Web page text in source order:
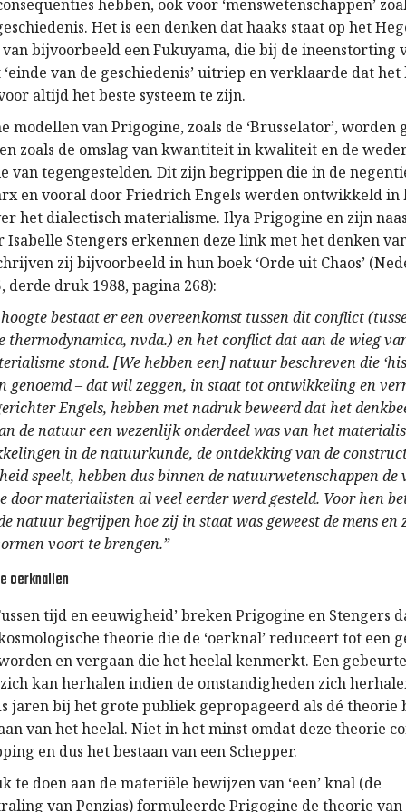
hebben, ook voor ‘menswetenschappen’
Het is een denken dat haaks staat op het
bijvoorbeeld een Fukuyama, die bij de ineenstorting
van de geschiedenis’ uitriep en verklaarde dat
altijd het beste systeem te zijn.
modellen van Prigogine, zoals de ‘Brusselator’,
zoals de omslag van kwantiteit in kwaliteit en de
van tegengestelden. Dit zijn begrippen die in de
en vooral door Friedrich Engels werden ontwikkeld in
het dialectisch materialisme. Ilya Prigogine en zijn
Stengers erkennen deze link met het denken
zij bijvoorbeeld in hun boek ‘Orde uit Chaos’
derde druk 1988, pagina 268):
bestaat er een overeenkomst tussen dit conflict
thermodynamica, nvda.) en het conflict dat aan de wieg
stond. [We hebben een] natuur beschreven die
genoemd – dat wil zeggen, in staat tot ontwikkeling en
Engels, hebben met nadruk beweerd dat het
de natuur een wezenlijk onderdeel was van het
in de natuurkunde, de ontdekking van de
speelt, hebben dus binnen de natuurwetenschappen de
door materialisten al veel eerder werd gesteld. Voor hen
natuur begrijpen hoe zij in staat was geweest de mens en
voort te brengen.”
oerknallen
tijd en eeuwigheid’ breken Prigogine en Stengers
theorie die de ‘oerknal’ reduceert tot een
en vergaan die het heelal kenmerkt. Een
kan herhalen indien de omstandigheden zich
jaren bij het grote publiek gepropageerd als dé theorie
van het heelal. Niet in het minst omdat deze theorie
en dus het bestaan van een Schepper.
te doen aan de materiële bewijzen van ‘een’ knal (de
van Penzias) formuleerde Prigogine de theorie van